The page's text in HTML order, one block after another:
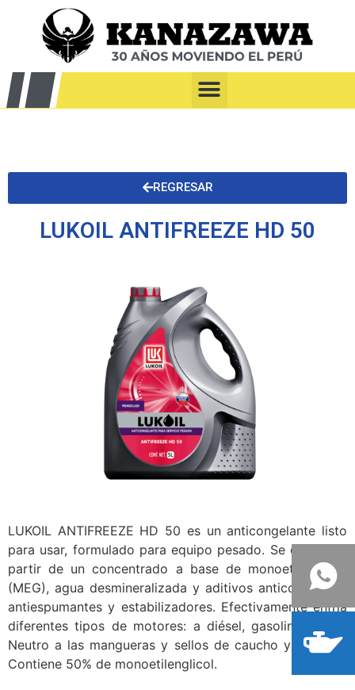
REGRESAR
LUKOIL ANTIFREEZE HD 50
LUKOIL ANTIFREEZE HD 50 es un anticongelante listo
para usar, formulado para equipo pesado. Se elabora a
partir de un concentrado a base de monoetilenglicol
(MEG), agua desmineralizada y aditivos anticorrosivos,
antiespumantes y estabilizadores. Efectivamente enfría
diferentes tipos de motores: a diésel, gasolina o gas.
Neutro a las mangueras y sellos de caucho y plástico.
Contiene 50% de monoetilenglicol.